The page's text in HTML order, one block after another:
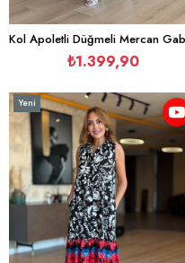
₺1.399,90
Yeni
Ürün